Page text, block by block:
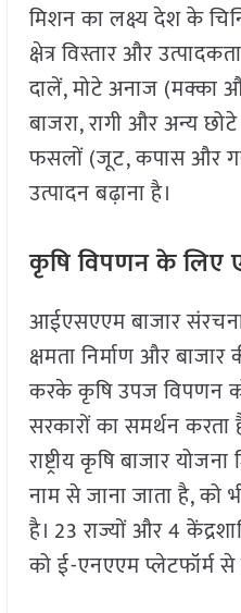
मिशन का लक्ष्य देश के
क्षेत्र विस्तार और
दालें, मोटे अनाज (मक्का
बाजरा, रागी और अन्य
फसलों (जूट, कपास और
उत्पादन बढ़ाना है।
कृषि विपणन के लिए
आईएसएएम बाजार
क्षमता निर्माण और
करके कृषि उपज विपणन
सरकारों का समर्थन करता
राष्ट्रीय कृषि बाजार
नाम से जाना जाता है, को
है। 23 राज्यों और 4
को ई-एनएएम प्लेटफॉर्म